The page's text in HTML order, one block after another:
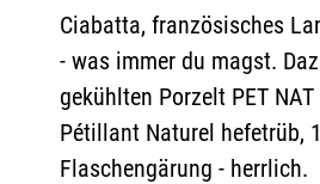
Ciabatta, französisches
- was immer du magst.
gekühlten Porzelt PET
Pétillant Naturel hefetrüb,
Flaschengärung - herrlich.